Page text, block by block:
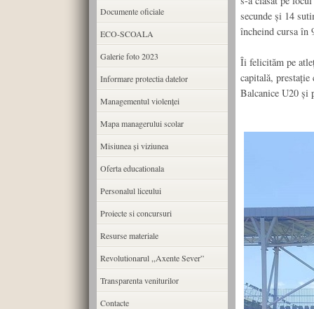
secunde și 14
încheind cursa în
Îi felicităm pe
capitală, prestație
Balcanice U20 și
Documente oficiale
ECO-SCOALA
Galerie foto 2023
Informare protectia datelor
Managementul violenței
Mapa managerului scolar
Misiunea şi viziunea
Oferta educationala
Personalul liceului
Proiecte si concursuri
Resurse materiale
Revolutionarul ,,Axente Sever”
Transparenta veniturilor
Contacte